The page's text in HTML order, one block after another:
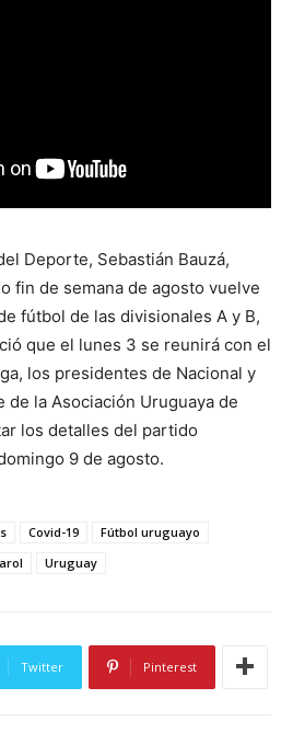
Deporte, Sebastián Bauzá,
fin de semana de agosto vuelve
fútbol de las divisionales A y B,
que el lunes 3 se reunirá con el
los presidentes de Nacional y
de la Asociación Uruguaya de
los detalles del partido
9 de agosto.
Covid-19
Fútbol uruguayo
Uruguay
Twitter Pinterest